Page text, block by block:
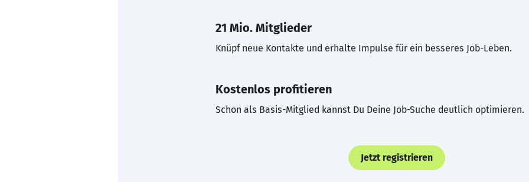
21 Mio. Mitglieder
Knüpf neue Kontakte und erhalte Impulse für ein besseres Job-Leben.
Kostenlos profitieren
Schon als Basis-Mitglied kannst Du Deine Job-Suche deutlich optimieren.
Jetzt registrieren